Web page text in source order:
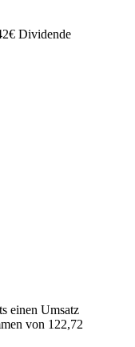
€ Dividende
einen Umsatz
von 122,72